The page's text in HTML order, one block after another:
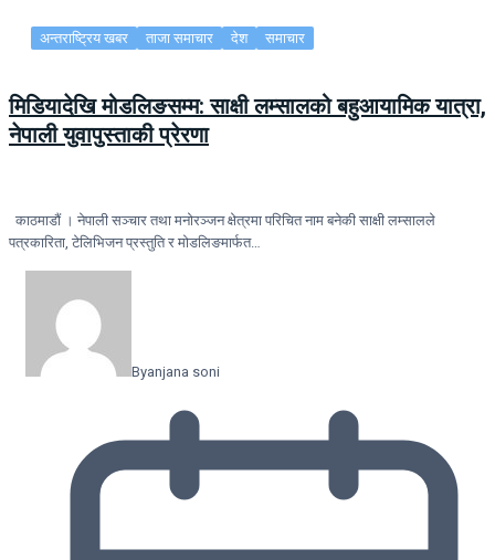
अन्तराष्ट्रिय खबर ताजा समाचार देश समाचार
मिडियादेखि मोडलिङसम्म: साक्षी लम्सालको बहुआयामिक यात्रा,
नेपाली युवापुस्ताकी प्रेरणा
काठमाडौं । नेपाली सञ्चार तथा मनोरञ्जन क्षेत्रमा परिचित नाम बनेकी साक्षी लम्सालले
पत्रकारिता, टेलिभिजन प्रस्तुति र मोडलिङमार्फत…
Byanjana soni